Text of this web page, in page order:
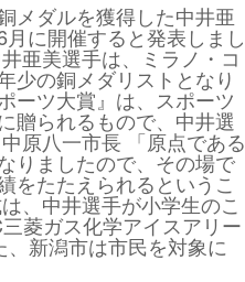
メダルを獲得した中井亜
に開催すると発表しまし
亜美選手は、ミラノ・コ
少の銅メダリストとなり
ーツ大賞』は、スポーツ
贈られるもので、中井選
原八一市長 「原点である
りましたので、その場で
をたたえられるというこ
、中井選手が小学生のこ
菱ガス化学アイスアリー
新潟市は市民を対象に